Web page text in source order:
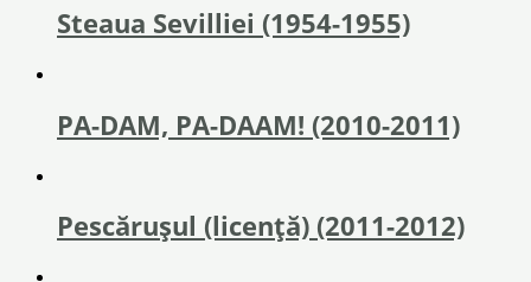
Steaua Sevilliei (1954-1955)
PA-DAM, PA-DAAM! (2010-2011)
Pescăruşul (licenţă) (2011-2012)